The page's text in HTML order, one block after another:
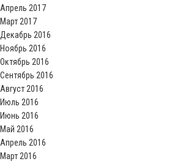
Апрель 2017
Март 2017
Декабрь 2016
Ноябрь 2016
Октябрь 2016
Сентябрь 2016
Август 2016
Июль 2016
Июнь 2016
Май 2016
Апрель 2016
Март 2016